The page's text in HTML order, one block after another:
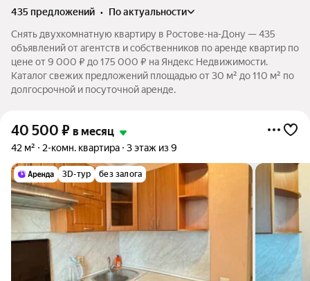
435 предложений •
по актуальности
Снять двухкомнатную квартиру в Ростове-на-Дону — 435
объявлений от агентств и собственников по аренде квартир по
цене от 9 000 ₽ до 175 000 ₽ на Яндекс Недвижимости.
Каталог свежих предложений площадью от 30 м² до 110 м² по
долгосрочной и посуточной аренде.
40 500 ₽ в месяц
42 м² 2-комн. квартира 3 этаж из 9
3D-тур без залога